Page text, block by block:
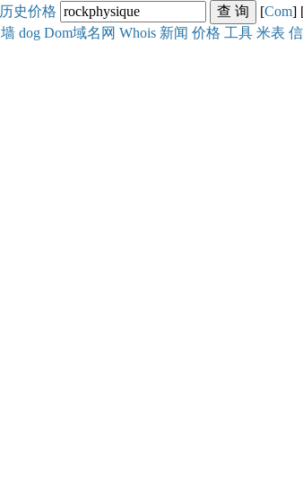
历史价格 [Com]
墙 dog Dom域名网 Whois 新闻 价格 工具 米表